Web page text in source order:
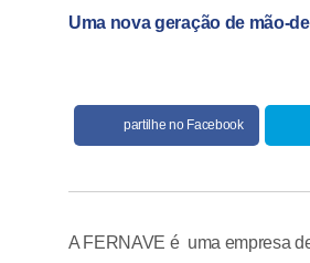
Uma nova geração de mão-
partilhe no Facebook
A FERNAVE é uma empresa